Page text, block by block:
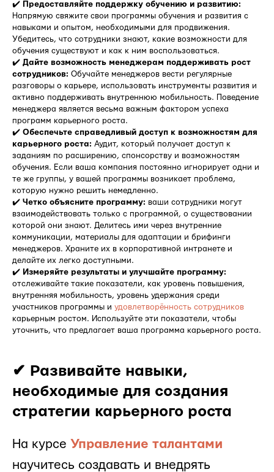
✔️ Предоставляйте поддержку обучению и развитию:
Напрямую свяжите свои программы обучения и развития с
навыками и опытом, необходимыми для продвижения.
Убедитесь, что сотрудники знают, какие возможности для
обучения существуют и как к ним воспользоваться.
✔️ Дайте возможность менеджерам поддерживать рост
сотрудников: Обучайте менеджеров вести регулярные
разговоры о карьере, использовать инструменты развития и
активно поддерживать внутреннюю мобильность. Поведение
менеджера является весьма важным фактором успеха
программ карьерного роста.
✔️ Обеспечьте справедливый доступ к возможностям для
карьерного роста: Аудит, который получает доступ к
заданиям по расширению, спонсорству и возможностям
обучения. Если ваша компания постоянно игнорирует одни и
те же группы, у вашей программы возникает проблема,
которую нужно решить немедленно.
✔️ Четко объясните программу: ваши сотрудники могут
взаимодействовать только с программой, о существовании
которой они знают. Делитесь ими через внутренние
коммуникации, материалы для адаптации и брифинги
менеджеров. Храните их в корпоративной интранете и
делайте их легко доступными.
✔️ Измеряйте результаты и улучшайте программу:
отслеживайте такие показатели, как уровень повышения,
внутренняя мобильность, уровень удержания среди
участников программы и удовлетворённость сотрудников
карьерным ростом. Используйте эти показатели, чтобы
уточнить, что предлагает ваша программа карьерного роста.
✔ Развивайте навыки,
необходимые для создания
стратегии карьерного роста
На курсе Управление талантами
научитесь создавать и внедрять